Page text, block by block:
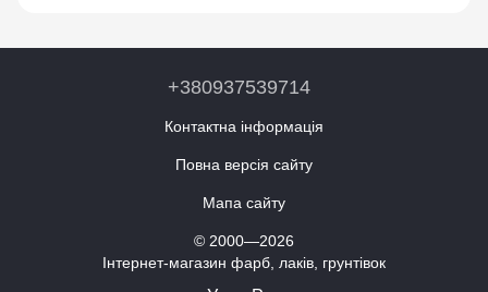
+380937539714
Контактна інформація
Повна версія сайту
Мапа сайту
© 2000—2026
Інтернет-магазин фарб, лаків, грунтівок